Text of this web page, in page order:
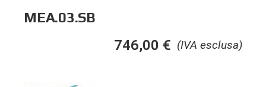
MEA.03.SB
(IVA esclusa)
746,00 €